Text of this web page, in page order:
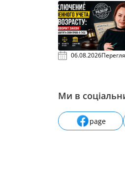
06.08.2026
Ми в
page